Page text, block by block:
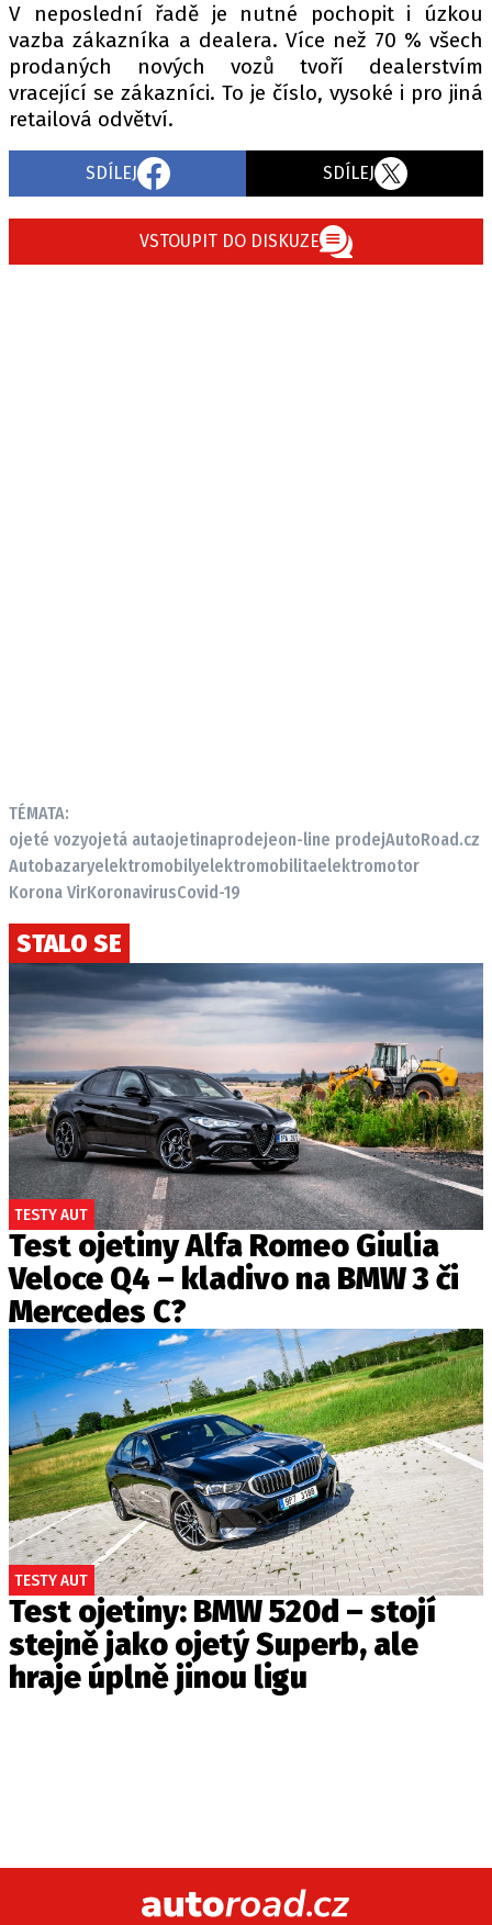
V neposlední řadě je nutné pochopit i úzkou
vazba zákazníka a dealera. Více než 70 % všech
prodaných nových vozů tvoří dealerstvím
vracející se zákazníci. To je číslo, vysoké i pro jiná
retailová odvětví.
SDÍLEJ SDÍLEJ
VSTOUPIT DO DISKUZE
TÉMATA:
ojeté vozyojetá autaojetinaprodejeon-line prodejAutoRoad.cz
Autobazaryelektromobilyelektromobilitaelektromotor
Korona VirKoronavirusCovid-19
STALO SE
TESTY AUT
Test ojetiny Alfa Romeo Giulia
Veloce Q4 – kladivo na BMW 3 či
Mercedes C?
TESTY AUT
Test ojetiny: BMW 520d – stojí
stejně jako ojetý Superb, ale
hraje úplně jinou ligu